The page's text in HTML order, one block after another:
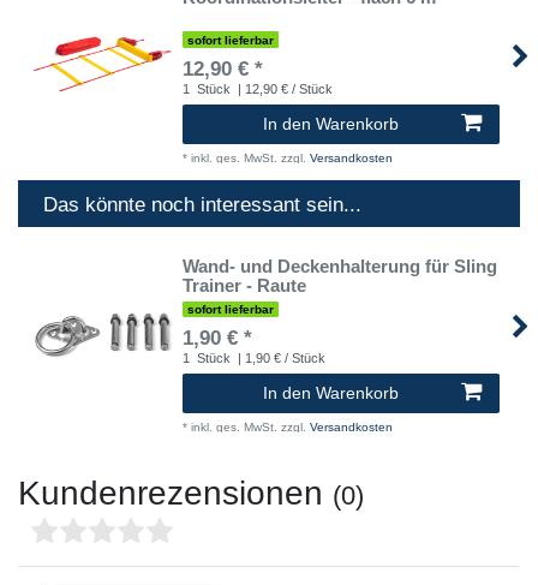
sofort lieferbar
12,90 € *
1 Stück | 12,90 € / Stück
In den Warenkorb
* inkl. ges. MwSt. zzgl. Versandkosten
Das könnte noch interessant sein...
Wand- und Deckenhalterung für Sling
Trainer - Raute
sofort lieferbar
1,90 € *
1 Stück | 1,90 € / Stück
In den Warenkorb
* inkl. ges. MwSt. zzgl. Versandkosten
Kundenrezensionen (0)